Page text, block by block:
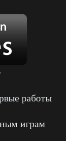
работы
играм